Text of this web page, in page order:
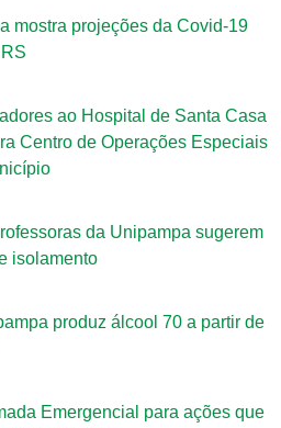
mostra projeções da Covid-19
ao Hospital de Santa Casa
Centro de Operações Especiais
da Unipampa sugerem
isolamento
produz álcool 70 a partir de
Emergencial para ações que